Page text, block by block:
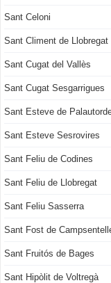
Sant Celoni
Sant Climent de Llobregat
Sant Cugat del Vallès
Sant Cugat Sesgarrigues
Sant Esteve de
Sant Esteve Sesrovires
Sant Feliu de Codines
Sant Feliu de Llobregat
Sant Feliu Sasserra
Sant Fost de
Sant Fruitós de Bages
Sant Hipòlit de Voltregà